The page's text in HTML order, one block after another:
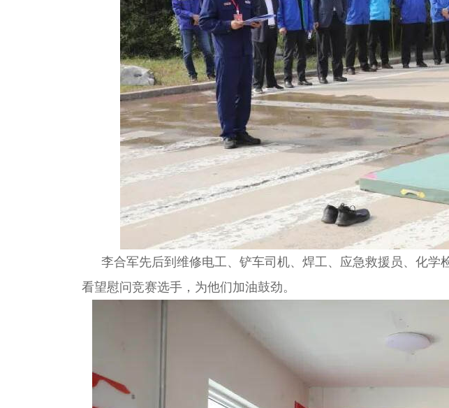
李合军先后到维修电工、铲车司机、焊工、应急救援员、化学
看望慰问竞赛选手，为他们加油鼓劲。